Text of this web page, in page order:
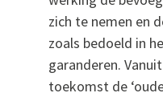
zich te nemen en
zoals bedoeld in
garanderen.
toekomst de